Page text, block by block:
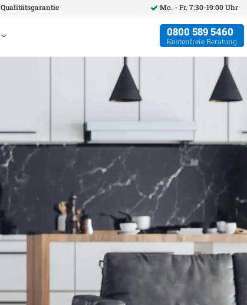
Qualitätsgarantie Mo. - Fr. 7:30-19:00 Uhr
0800 589 5460
Kostenfreie Beratung